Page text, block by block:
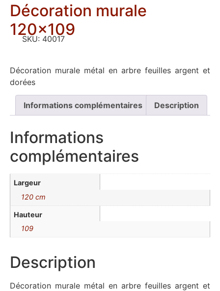
Décoration murale
120×109
SKU: 40017
Décoration murale métal en arbre feuilles argent et
dorées
Informations complémentaires Description
Informations
complémentaires
Largeur
120 cm
Hauteur
109
Description
Décoration murale métal en arbre feuilles argent et